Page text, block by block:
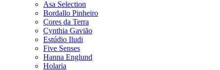
Asa Selection
Bordallo Pinheiro
Cores da Terra
Cynthia Gavião
Estúdio Iludi
Five Senses
Hanna Englund
Holaria